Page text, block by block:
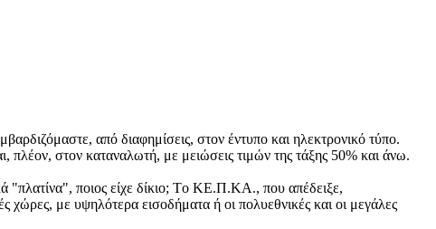
από διαφημίσεις, στον έντυπο και ηλεκτρονικό τύπο.
πλέον, στον καταναλωτή, με μειώσεις τιμών της τάξης 50% και άνω.
"πλατίνα", ποιος είχε δίκιο; Tο ΚΕ.Π.ΚΑ., που απέδειξε,
χώρες, με υψηλότερα εισοδήματα ή οι πολυεθνικές και οι μεγάλες